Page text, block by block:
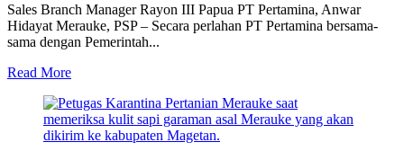
Sales Branch Manager Rayon III Papua PT Pertamina, Anwar
Hidayat Merauke, PSP – Secara perlahan PT Pertamina bersama-
sama dengan Pemerintah...
Read MoreRead
about
<strong>Mulai
15